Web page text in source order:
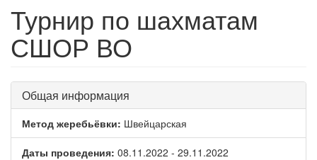
Турнир по шахматам
СШОР ВО
Общая информация
Метод жеребьёвки: Швейцарская
Даты проведения: 08.11.2022 - 29.11.2022